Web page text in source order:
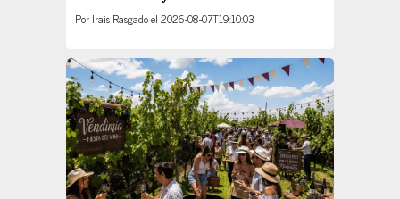
Por Irais Rasgadoel 2026-08-07T19:10:03